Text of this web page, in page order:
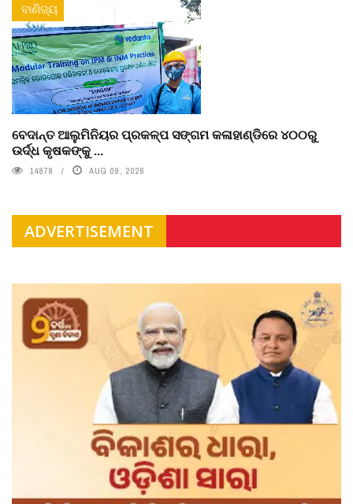
ବାଣିଜ୍ୟ
ବେଦାନ୍ତ ଆଲୁମିନିୟର ପ୍ରକଳ୍ପ ସଙ୍ଗମ କଳାହାଣ୍ଡିରେ ୪୦୦ରୁ
ଉର୍ଦ୍ଧ କୃଷକଙ୍କୁ ...
14878 AUG 09, 2026
ADVERTISEMENT